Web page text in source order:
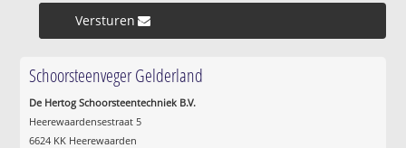
Versturen »
Schoorsteenveger Gelderland
De Hertog Schoorsteentechniek B.V.
Heerewaardensestraat 5
6624 KK Heerewaarden